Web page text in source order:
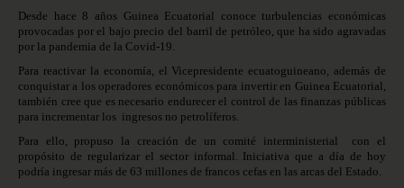
Desde hace 8 años Guinea Ecuatorial conoce turbulencias económicas
provocadas por el bajo precio del barril de petróleo, que ha sido agravadas
por la pandemia de la Covid-19.
Para reactivar la economía, el Vicepresidente ecuatoguineano, además de
conquistar a los operadores económicos para invertir en Guinea Ecuatorial,
también cree que es necesario endurecer el control de las finanzas públicas
para incrementar los ingresos no petrolíferos.
Para ello, propuso la creación de un comité interministerial con el
propósito de regularizar el sector informal. Iniciativa que a día de hoy
podría ingresar más de 63 millones de francos cefas en las arcas del Estado.